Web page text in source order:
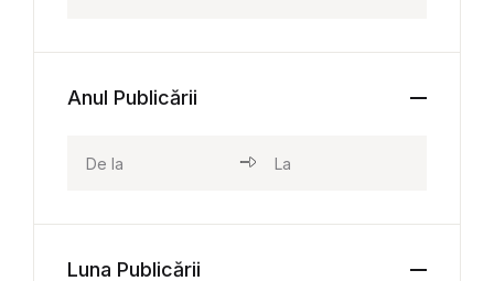
Anul Publicării
Luna Publicării